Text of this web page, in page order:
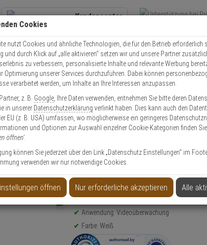
Kundencenter
Kontaktservice nutzen
Mo. - Do.: 8:00 - 16:30 Fr. 8:00 - 14:00 Uhr
Zutritt Einbruch
SBP-215C Befestigungslochabdeckung Weiß
Weiß
NEU Produktinformationen
Zubehörartikel - Modell: Hanwha Vision
Anwendung: Videoüberwachung
Farbe: Weiß
Cookies
nutzt Cookies und ähnliche Technologien, die für den Betrieb erforderlich
und durch Klick auf „alle aktivieren“ setzen wir und unsere Partner
zu verbessern, personalisierte Inhalte und relevante Werbung
Optimierung unserer Services durchzuführen. Dabei können
verarbeitet werden, um Inhalte an Ihre Interessen anzupassen.
z. B. Google , Ihre Daten verwenden, entnehmen Sie bitte deren
in unserer Datenschutzerklärung verlinkt haben. Dies kann auch den
EU (z. B. USA) umfassen, wo möglicherweise ein geringeres
und Optionen zur Auswahl einzelner Cookie-Kategorien finden
öffnen'.
können Sie jederzeit über den Link „Datenschutz Einstellungen“ im
verwenden wir nur notwendige Cookies.
öffnen Nur erforderliche akzeptieren Alle